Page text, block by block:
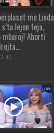
me Linda
s’ta lejon feja,
Aborti